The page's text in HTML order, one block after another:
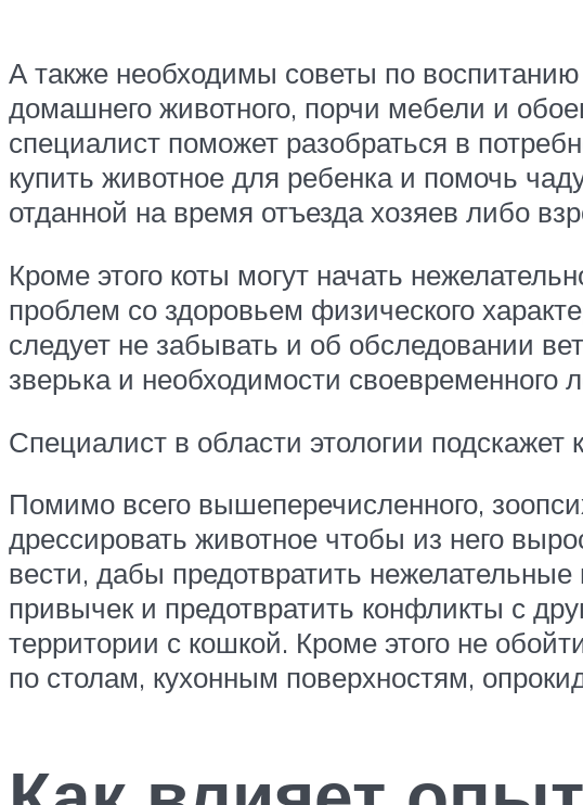
А также необходимы советы по воспитанию
домашнего животного, порчи мебели и
специалист поможет разобраться в
купить животное для ребенка и помочь
отданной на время отъезда хозяев либо
Кроме этого коты могут начать
проблем со здоровьем физического
следует не забывать и об обследовании
зверька и необходимости своевременного
Специалист в области этологии
Помимо всего вышеперечисленного,
дрессировать животное чтобы из него
вести, дабы предотвратить
привычек и предотвратить конфликты с
территории с кошкой. Кроме этого не
по столам, кухонным поверхностям,